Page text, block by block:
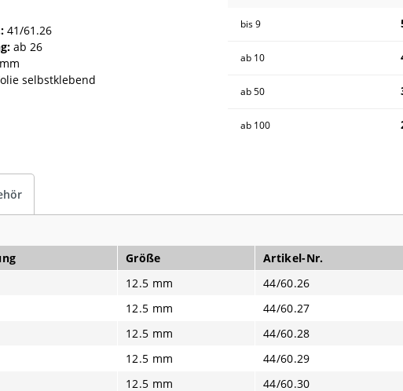
41/61.26
ab 26
selbstklebend
bis9
ab 10
ab50
ab 100
Größe Artikel-Nr.
12.5 mm 44/60.26
12.5 mm 44/60.27
12.5 mm 44/60.28
12.5 mm 44/60.29
12.5 mm 44/60.30